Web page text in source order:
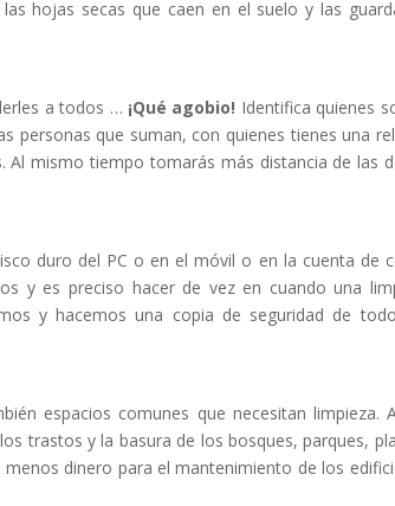
hojas secas que caen en el suelo y las
a todos … ¡Qué agobio! Identifica quienes
personas que suman, con quienes tienes una
mismo tiempo tomarás más distancia de las
duro del PC o en el móvil o en la cuenta de
y es preciso hacer de vez en cuando una
y hacemos una copia de seguridad de
espacios comunes que necesitan limpieza.
trastos y la basura de los bosques, parques,
dinero para el mantenimiento de los